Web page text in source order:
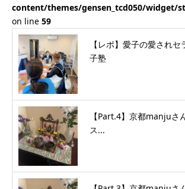
content/themes/gensen_tcd050/widget/
on line 59
【レポ】愛子の愛され
子塾
【Part.4】京都manjuさ
ス...